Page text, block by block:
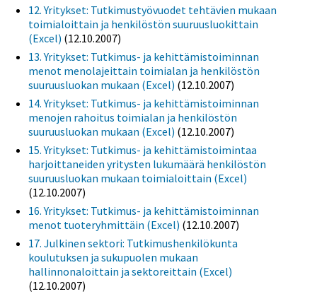
12. Yritykset: Tutkimustyövuodet tehtävien mukaan
toimialoittain ja henkilöstön suuruusluokittain
(Excel) (12.10.2007)
13. Yritykset: Tutkimus- ja kehittämistoiminnan
menot menolajeittain toimialan ja henkilöstön
suuruusluokan mukaan (Excel) (12.10.2007)
14. Yritykset: Tutkimus- ja kehittämistoiminnan
menojen rahoitus toimialan ja henkilöstön
suuruusluokan mukaan (Excel) (12.10.2007)
15. Yritykset: Tutkimus- ja kehittämistoimintaa
harjoittaneiden yritysten lukumäärä henkilöstön
suuruusluokan mukaan toimialoittain (Excel)
(12.10.2007)
16. Yritykset: Tutkimus- ja kehittämistoiminnan
menot tuoteryhmittäin (Excel) (12.10.2007)
17. Julkinen sektori: Tutkimushenkilökunta
koulutuksen ja sukupuolen mukaan
hallinnonaloittain ja sektoreittain (Excel)
(12.10.2007)